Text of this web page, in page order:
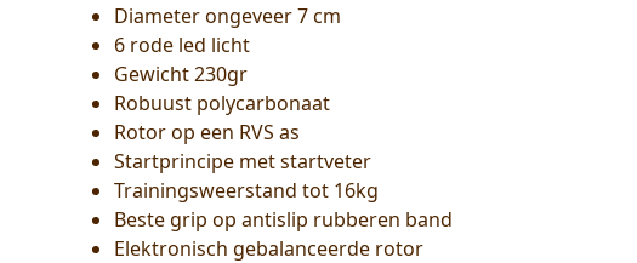
Diameter ongeveer 7 cm
6 rode led licht
Gewicht 230gr
Robuust polycarbonaat
Rotor op een RVS as
Startprincipe met startveter
Trainingsweerstand tot 16kg
Beste grip op antislip rubberen band
Elektronisch gebalanceerde rotor